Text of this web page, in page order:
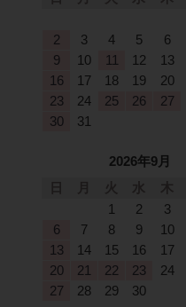
2
3 4 5 6
9
10 11 12 13
16
17 18 19 20
23
24 25 26 27
30
31
2026年9月
1
2 3
6
7 8 9 10
13
14 15 16 17
20
21 22 23 24
27
28 29 30